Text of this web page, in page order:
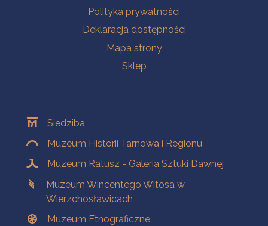
Polityka prywatności
Deklaracja dostępności
Mapa strony
Sklep
Siedziba
Muzeum Historii Tarnowa i Regionu
Muzeum Ratusz - Galeria Sztuki Dawnej
Muzeum Wincentego Witosa w
Wierzchosławicach
Muzeum Etnograficzne